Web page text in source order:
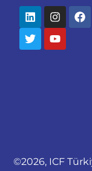
©2026, ICF